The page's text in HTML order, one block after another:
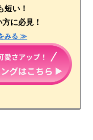
短い！
に必見！
みる ≫